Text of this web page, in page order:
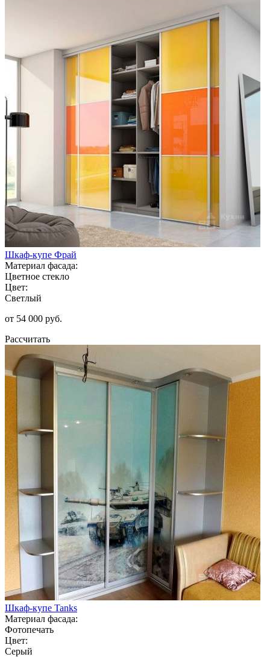
Шкаф-купе Фрай
Материал фасада:
Цветное стекло
Цвет:
Светлый
от 54 000 руб.
Рассчитать
Шкаф-купе Tanks
Материал фасада:
Фотопечать
Цвет:
Серый